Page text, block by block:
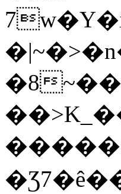
�8
�����ח����T;�uU�w��oovW�N�\�v�̓��N��6xz��z^��s�;